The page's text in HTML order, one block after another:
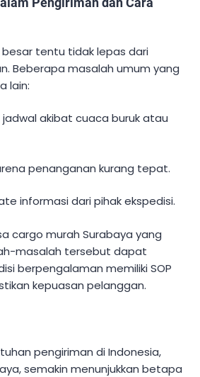
tentu tidak lepas dari
Beberapa masalah umum yang
lain:
akibat cuaca buruk atau
penanganan kurang tepat.
informasi dari pihak ekspedisi.
cargo murah Surabaya yang
masalah tersebut dapat
berpengalaman memiliki SOP
kepuasan pelanggan.
pengiriman di Indonesia,
semakin menunjukkan betapa